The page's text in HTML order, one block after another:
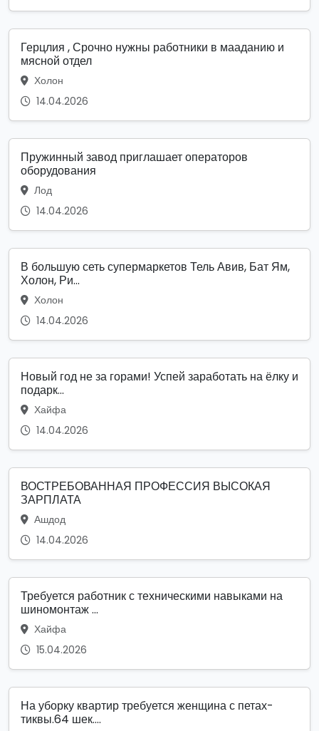
Герцлия , Срочно нужны работники в мааданию и
мясной отдел
Холон
14.04.2026
Пружинный завод приглашает операторов
оборудования
Лод
14.04.2026
В большую сеть супермаркетов Тель Авив, Бат Ям,
Холон, Ри...
Холон
14.04.2026
Новый год не за горами! Успей заработать на ёлку и
подарк...
Хайфа
14.04.2026
ВОСТРЕБОВАННАЯ ПРОФЕССИЯ ВЫСОКАЯ
ЗАРПЛАТА
Ашдод
14.04.2026
Требуется работник с техническими навыками на
шиномонтаж ...
Хайфа
15.04.2026
На уборку квартир требуется женщина с петах-
тиквы.64 шек....